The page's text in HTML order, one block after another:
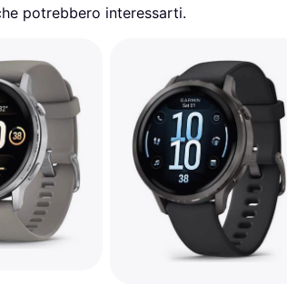
potrebbero interessarti.